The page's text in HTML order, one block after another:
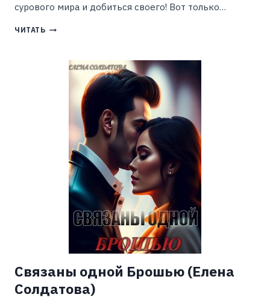
сурового мира и добиться своего! Вот только…
ЧИТАТЬ ОСКОЛКИ
МУРАТОВА)
Связаны одной Брошью (Елена
Солдатова)